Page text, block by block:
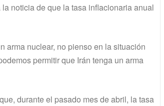
noticia de que la tasa inflacionaria anual
arma nuclear, no pienso en la situación
permitir que Irán tenga un arma
durante el pasado mes de abril, la tasa